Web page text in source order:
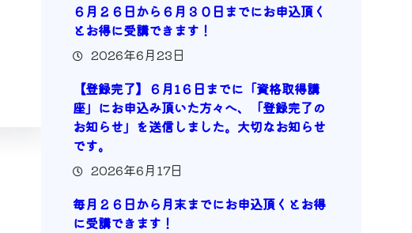
６月２６日から６月３０日までにお申込頂く
とお得に受講できます！
2026年6月23日
【登録完了】６月1６日までに「資格取得講
座」にお申込み頂いた方々へ、「登録完了の
お知らせ」を送信しました。大切なお知らせ
です。
2026年6月17日
毎月２６日から月末までにお申込頂くとお得
に受講できます！